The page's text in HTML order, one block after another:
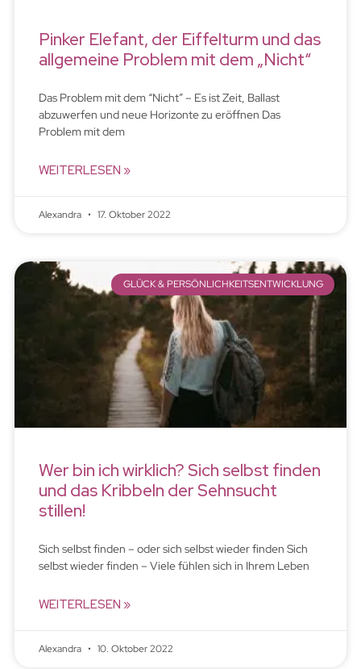
Pinker Elefant, der Eiffelturm und das
allgemeine Problem mit dem „Nicht“
Das Problem mit dem “Nicht” – Es ist Zeit, Ballast
abzuwerfen und neue Horizonte zu eröffnen Das
Problem mit dem
WEITERLESEN »
Alexandra 17. Oktober 2022
GLÜCK & PERSÖNLICHKEITSENTWICKLUNG
Wer bin ich wirklich? Sich selbst finden
und das Kribbeln der Sehnsucht
stillen!
Sich selbst finden – oder sich selbst wieder finden Sich
selbst wieder finden – Viele fühlen sich in Ihrem Leben
WEITERLESEN »
Alexandra 10. Oktober 2022